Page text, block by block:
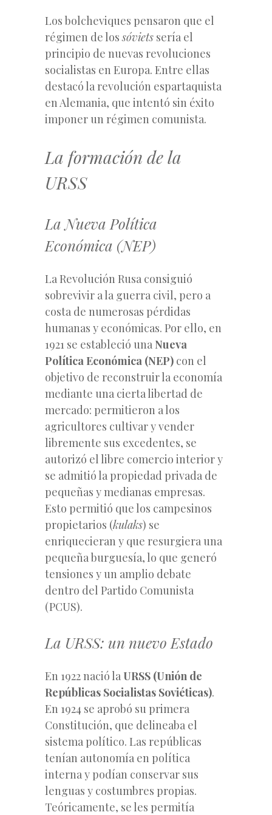
Los bolcheviques pensaron que el
régimen de lossóviets sería el
principio de nuevas revoluciones
socialistas en Europa. Entre ellas
destacó la revolución espartaquista
en Alemania, que intentó sin éxito
imponer un régimen comunista.
La formación de la
URSS
La Nueva Política
Económica (NEP)
La Revolución Rusa consiguió
sobrevivir a la guerra civil, pero a
costa de numerosas pérdidas
humanas y económicas. Por ello, en
1921 se estableció una Nueva
Política Económica (NEP) con el
objetivo de reconstruir la economía
mediante una cierta libertad de
mercado: permitieron a los
agricultores cultivar y vender
libremente sus excedentes, se
autorizó el libre comercio interior y
se admitió la propiedad privada de
pequeñas y medianas empresas.
Esto permitió que los campesinos
propietarios (kulaks) se
enriquecieran y que resurgiera una
pequeña burguesía, lo que generó
tensiones y un amplio debate
dentro del Partido Comunista
(PCUS).
La URSS: un nuevo Estado
En 1922 nació la URSS (Unión de
Repúblicas Socialistas Soviéticas).
En 1924 se aprobó su primera
Constitución, que delineaba el
sistema político. Las repúblicas
tenían autonomía en política
interna y podían conservar sus
lenguas y costumbres propias.
Teóricamente, se les permitía